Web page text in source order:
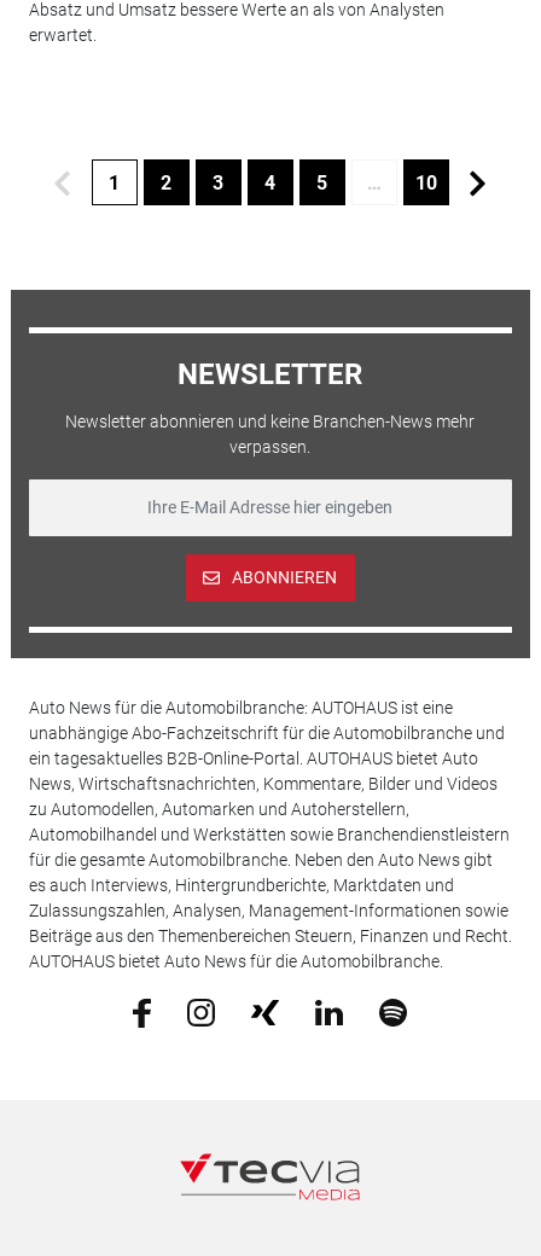
Absatz und Umsatz bessere Werte an als von Analysten
erwartet.
1 2 3 4 5 … 10
NEWSLETTER
Newsletter abonnieren und keine Branchen-News mehr
verpassen.
ABONNIEREN
Auto News für die Automobilbranche: AUTOHAUS ist eine
unabhängige Abo-Fachzeitschrift für die Automobilbranche und
ein tagesaktuelles B2B-Online-Portal. AUTOHAUS bietet Auto
News, Wirtschaftsnachrichten, Kommentare, Bilder und Videos
zu Automodellen, Automarken und Autoherstellern,
Automobilhandel und Werkstätten sowie Branchendienstleistern
für die gesamte Automobilbranche. Neben den Auto News gibt
es auch Interviews, Hintergrundberichte, Marktdaten und
Zulassungszahlen, Analysen, Management-Informationen sowie
Beiträge aus den Themenbereichen Steuern, Finanzen und Recht.
AUTOHAUS bietet Auto News für die Automobilbranche.